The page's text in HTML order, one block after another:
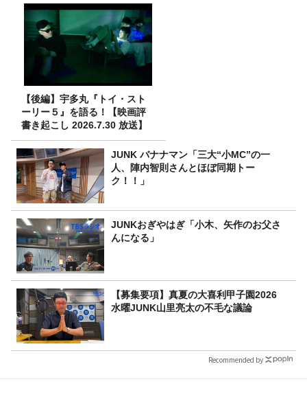
【後編】宇多丸『トイ・スト
ーリー５』を語る！【映画評
書き起こし 2026.7.30 放送】
JUNK バナナマン「三大“小MC”の一
人、陣内智則さんとほぼ同期トー
ク！！」
JUNKおぎやはぎ「小木、矢作のお父さ
んになる」
【募集要項】真夏の大喜利甲子園2026
水曜JUNK山里亮太の不毛な議論
Recommended by